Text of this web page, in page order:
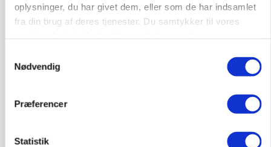
oplysninger, du har givet dem, eller som de har indsamlet
fra din brug af deres tjenester. Du samtykker til vores
Nødvendig
Præferencer
Statistik
På døgnvagt i høsten